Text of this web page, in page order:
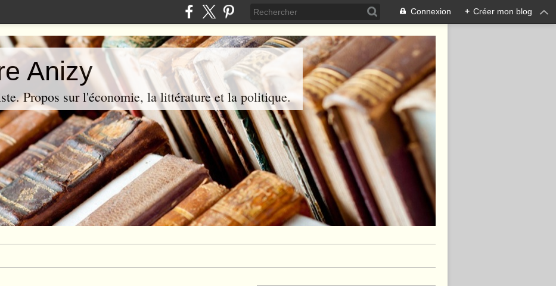
Connexion + Créer mon blog
Anizy
Propos sur l'économie, la littérature et la politique.